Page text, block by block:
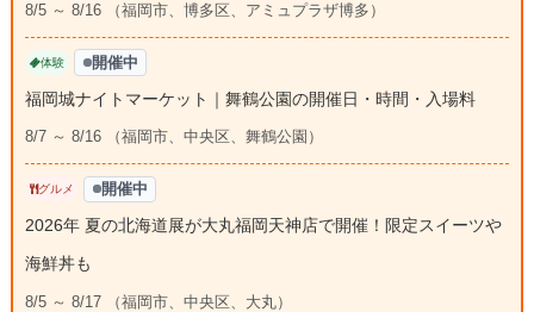
8/5 ～ 8/16 （福岡市、博多区、アミュプラザ博多）
体験 開催中
福岡城ナイトマーケット｜舞鶴公園の開催日・時間・入場料
8/7 ～ 8/16 （福岡市、中央区、舞鶴公園）
グルメ 開催中
2026年 夏の北海道展が大丸福岡天神店で開催！限定スイーツや
海鮮丼も
8/5 ～ 8/17 （福岡市、中央区、大丸）